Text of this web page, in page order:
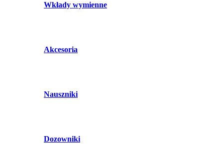
Wkłady wymienne
Akcesoria
Nauszniki
Dozowniki